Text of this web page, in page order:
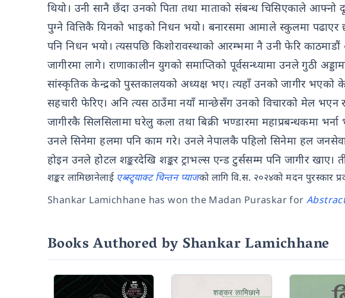
थियो। उनी सानै छँदा उनको पिता तथा माताको संबन्ध चिसिएकाले
पुग्ने वित्तिकै यिनको भाइको निधन भयो। बनारसमा आमाले स्कुलमा
पनि निधन भयो। त्यसपछि किशोरावस्थाको आरम्भमा नै उनी फेरि
जागीरमा लागे। राणाकालीन युगको समाप्तिको पूर्वसन्ध्यामा उनले गुठी
सांस्कृतिक केन्द्रको पुस्तकालयको अध्यक्ष भए। त्यहाँ उनको जागीर भएको
सहचारी फेरिए। अनि त्यस ठाउँमा नयाँ मान्छेसँग उनको विचारको मेल भएन
जागीरकै सिलसिलामा घरेलु कला तथा बिक्री भण्डारमा महाप्रबन्धकमा
उनले सिनेमा हलमा पनि काम गरे। उनले नेपालकै पहिलो सिनेमा हल
होइन उनले होटल शङ्करदेखि शङ्कर ट्राभल्स एन्ड टुर्ससम्म पनि जागीर
शङ्कर लामिछानेलाई एब्स्ट्र्याक्ट चिन्तन प्याजको लागि वि.स. २०२४को मदन पुरस्कार
Shankar Lamichhane has won the Madan Puraskar for
Books Authored by Shankar Lamichhane